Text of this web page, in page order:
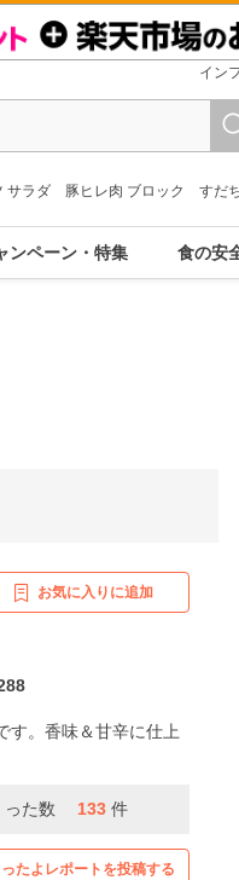
イン
サラダ 豚ヒレ肉 ブロック すだ
ンペーン・特集 食の安
お気に入りに追加
す。香味＆甘辛に仕上
った数 133 件
たよレポートを投稿する